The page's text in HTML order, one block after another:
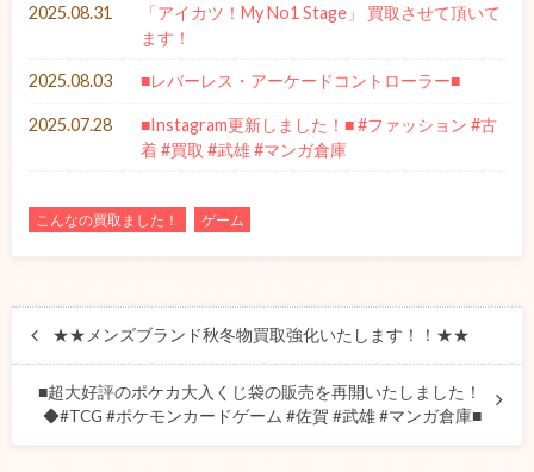
2025.08.31
「アイカツ！My No1 Stage」 買取させて頂いて
ます！
2025.08.03 ■レバーレス・アーケードコントローラー■
2025.07.28
■Instagram更新しました！■ #ファッション #古
着 #買取 #武雄 #マンガ倉庫
こんなの買取ました！ ゲーム
★★メンズブランド秋冬物買取強化いたします！！★★
■超大好評のポケカ大入くじ袋の販売を再開いたしました！
◆#TCG #ポケモンカードゲーム #佐賀 #武雄 #マンガ倉庫■